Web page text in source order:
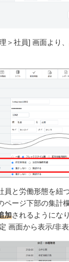
＞社員] 画面より、
員と労働形態を紐
ページ下部の集計欄
加されるようにな
画面から表示/非